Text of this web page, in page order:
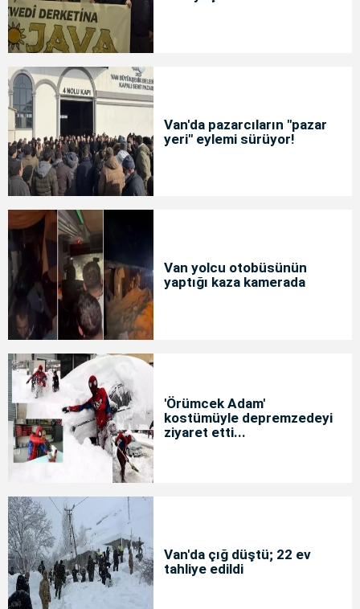
Van'da pazarcıların "pazar
yeri" eylemi sürüyor!
Van yolcu otobüsünün
yaptığı kaza kamerada
'Örümcek Adam'
kostümüyle depremzedeyi
ziyaret etti...
Van'da çığ düştü; 22 ev
tahliye edildi